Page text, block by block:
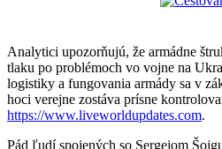
Analytici upozorňujú, že armádne
tlaku po problémoch vo vojne na
logistiky a fungovania armády sa v
hoci verejne zostáva prísne
https://www.liveworldupdates.com.
Pád ľudí spojených so Sergejom